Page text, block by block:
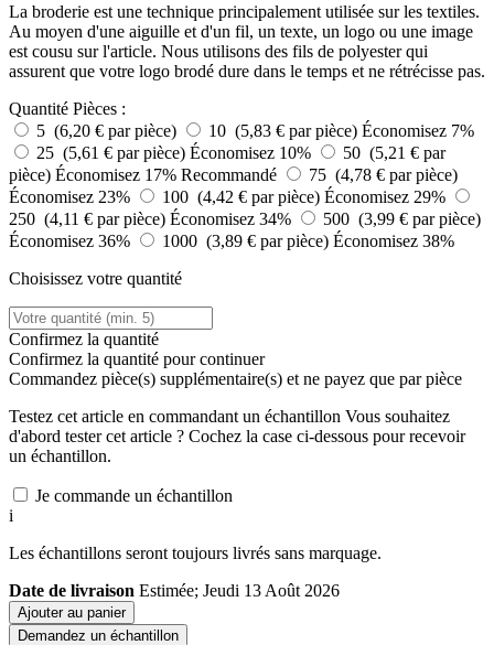
La broderie est une technique principalement utilisée sur les textiles.
Au moyen d'une aiguille et d'un fil, un texte, un logo ou une image
est cousu sur l'article. Nous utilisons des fils de polyester qui
assurent que votre logo brodé dure dans le temps et ne rétrécisse pas.
Quantité Pièces :
5 (6,20 € par pièce)
10 (5,83 € par pièce) Économisez 7%
25 (5,61 € par pièce) Économisez 10%
50 (5,21 € par
pièce) Économisez 17% Recommandé
75 (4,78 € par pièce)
Économisez 23%
100 (4,42 € par pièce) Économisez 29%
250 (4,11 € par pièce) Économisez 34%
500 (3,99 € par pièce)
Économisez 36%
1000 (3,89 € par pièce) Économisez 38%
Choisissez votre quantité
Confirmez la quantité
Confirmez la quantité pour continuer
Commandez pièce(s) supplémentaire(s) et ne payez que par pièce
Testez cet article en commandant un échantillon Vous souhaitez
d'abord tester cet article ? Cochez la case ci-dessous pour recevoir
un échantillon.
Je commande un échantillon
i
Les échantillons seront toujours livrés sans marquage.
Date de livraison Estimée; Jeudi 13 Août 2026
Ajouter au panier
Demandez un échantillon